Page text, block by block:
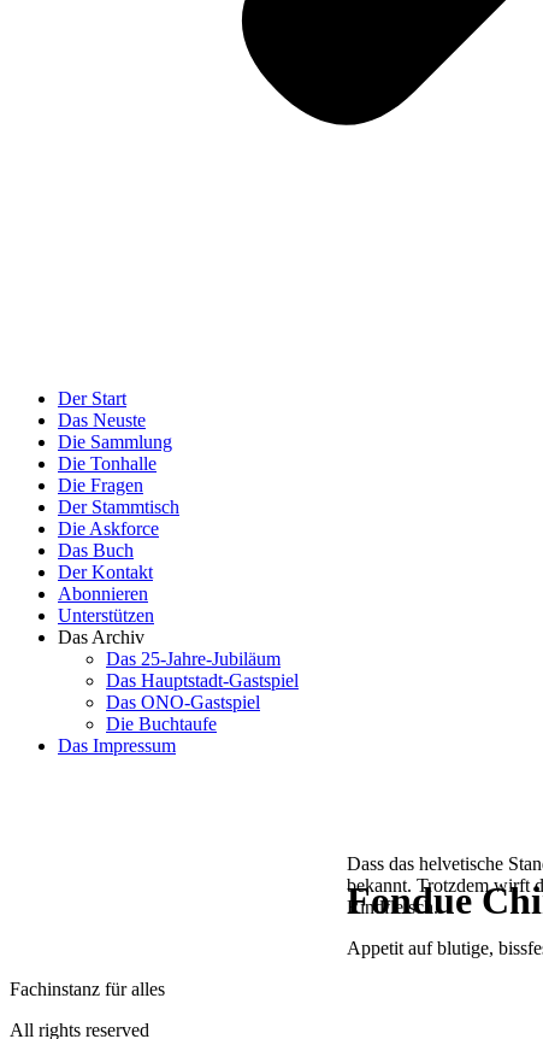
Der Start
Das Neuste
Die Sammlung
Die Tonhalle
Die Fragen
Der Stammtisch
Die Askforce
Das Buch
Der Kontakt
Abonnieren
Unterstützen
Das Archiv
Das 25-Jahre-Jubiläum
Das Hauptstadt-Gastspiel
Das ONO-Gastspiel
Die Buchtaufe
Das Impressum
Fondue
Dass das helvetische
bekannt. Trotzdem wirft
Rindfleisch.
Appetit auf blutige,
Fachinstanz für alles
All rights reserved